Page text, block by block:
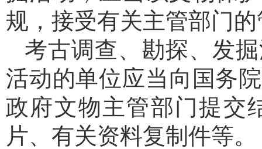
规，接受有关主管部门
考古调查、勘探、发
活动的单位应当向国务
政府文物主管部门提交
片、有关资料复制件等。